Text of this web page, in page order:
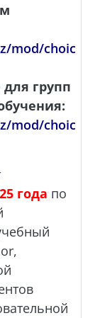
mod/choice/
для групп
mod/choice/
года по